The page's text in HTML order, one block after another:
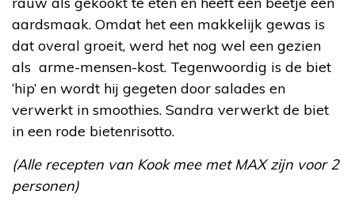
aardsmaak. Omdat het een makkelijk gewas is
dat overal groeit, werd het nog wel een gezien
als arme-mensen-kost. Tegenwoordig is de biet
‘hip’ en wordt hij gegeten door salades en
verwerkt in smoothies. Sandra verwerkt de biet
in een rode bietenrisotto.
(Alle recepten van Kook mee met MAX zijn voor 2
personen)